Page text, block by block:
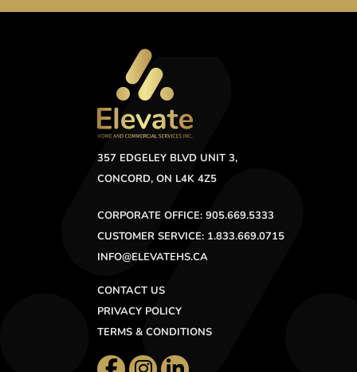
357 EDGELEY BLVD UNIT 3,
CONCORD, ON L4K 4Z5
CORPORATE OFFICE: 905.669.5333
CUSTOMER SERVICE: 1.833.669.0715
INFO@ELEVATEHS.CA
CONTACT US
PRIVACY POLICY
TERMS & CONDITIONS